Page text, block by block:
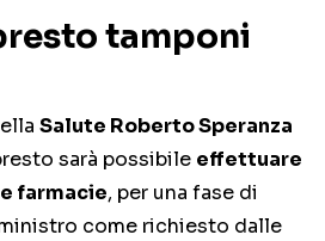
tamponi
Salute Roberto Speranza
sarà possibile effettuare
farmacie, per una fase di
come richiesto dalle